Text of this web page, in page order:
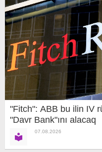
"Fitch": ABB bu ilin IV
"Davr Bank"ını alacaq
07.08.2026